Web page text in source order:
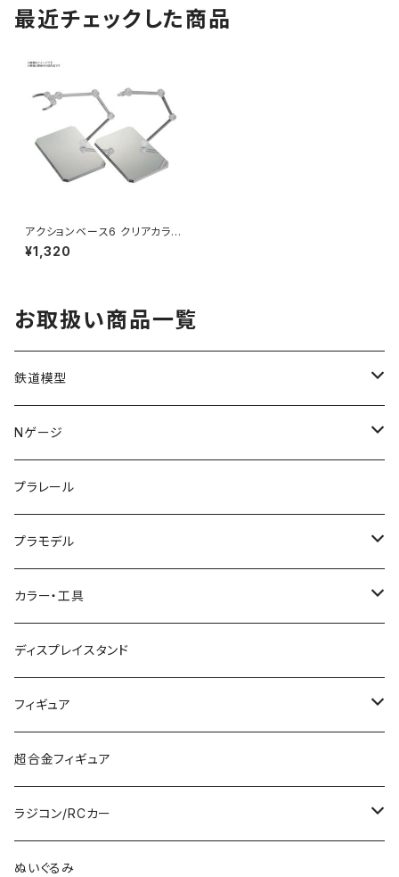
最近チェックした商品
アクションベース6 クリアカラー
ミラーシールセット プラモデル
¥1,320
お取扱い商品一覧
鉄道模型
KATO (N)
TOMIX (N)
マイクロエース (N)
グリーンマックス (N)
その他メーカー (N)
KATO (HO)
TOMIX (HO)
その他のHOゲージ
Zゲージ
Nゲージ
車両
入門セット
レール
ストラクチャー
プラレール
プラモデル
ガンプラ
PG
カーモデル（車プラモ）
バイクプラモ
30MS
ミリタリープラモ
ポケモン
カラー・工具
工具（ツール）
塗料
筆
ディスプレイスタンド
フィギュア
ガンダム
超合金フィギュア
ラジコン/RCカー
タミヤRC
ぬいぐるみ